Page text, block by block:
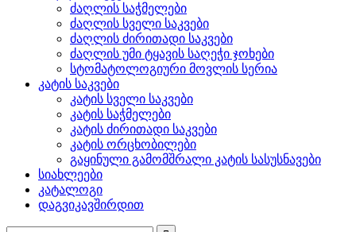
ძაღლის საჭმელები
ძაღლის სველი საკვები
ძაღლის ძირითადი საკვები
ძაღლის უმი ტყავის საღეჭი ჯოხები
სტომატოლოგიური მოვლის სერია
კატის საკვები
კატის სველი საკვები
კატის საჭმელები
კატის ძირითადი საკვები
კატის ორცხობილები
გაყინული გამომშრალი კატის სასუსნავები
სიახლეები
კატალოგი
დაგვიკავშირდით